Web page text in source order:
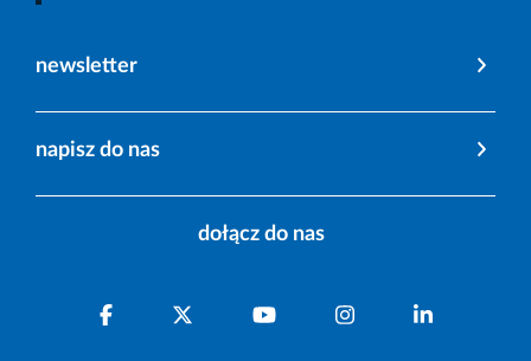
newsletter
napisz do nas
dołącz do nas